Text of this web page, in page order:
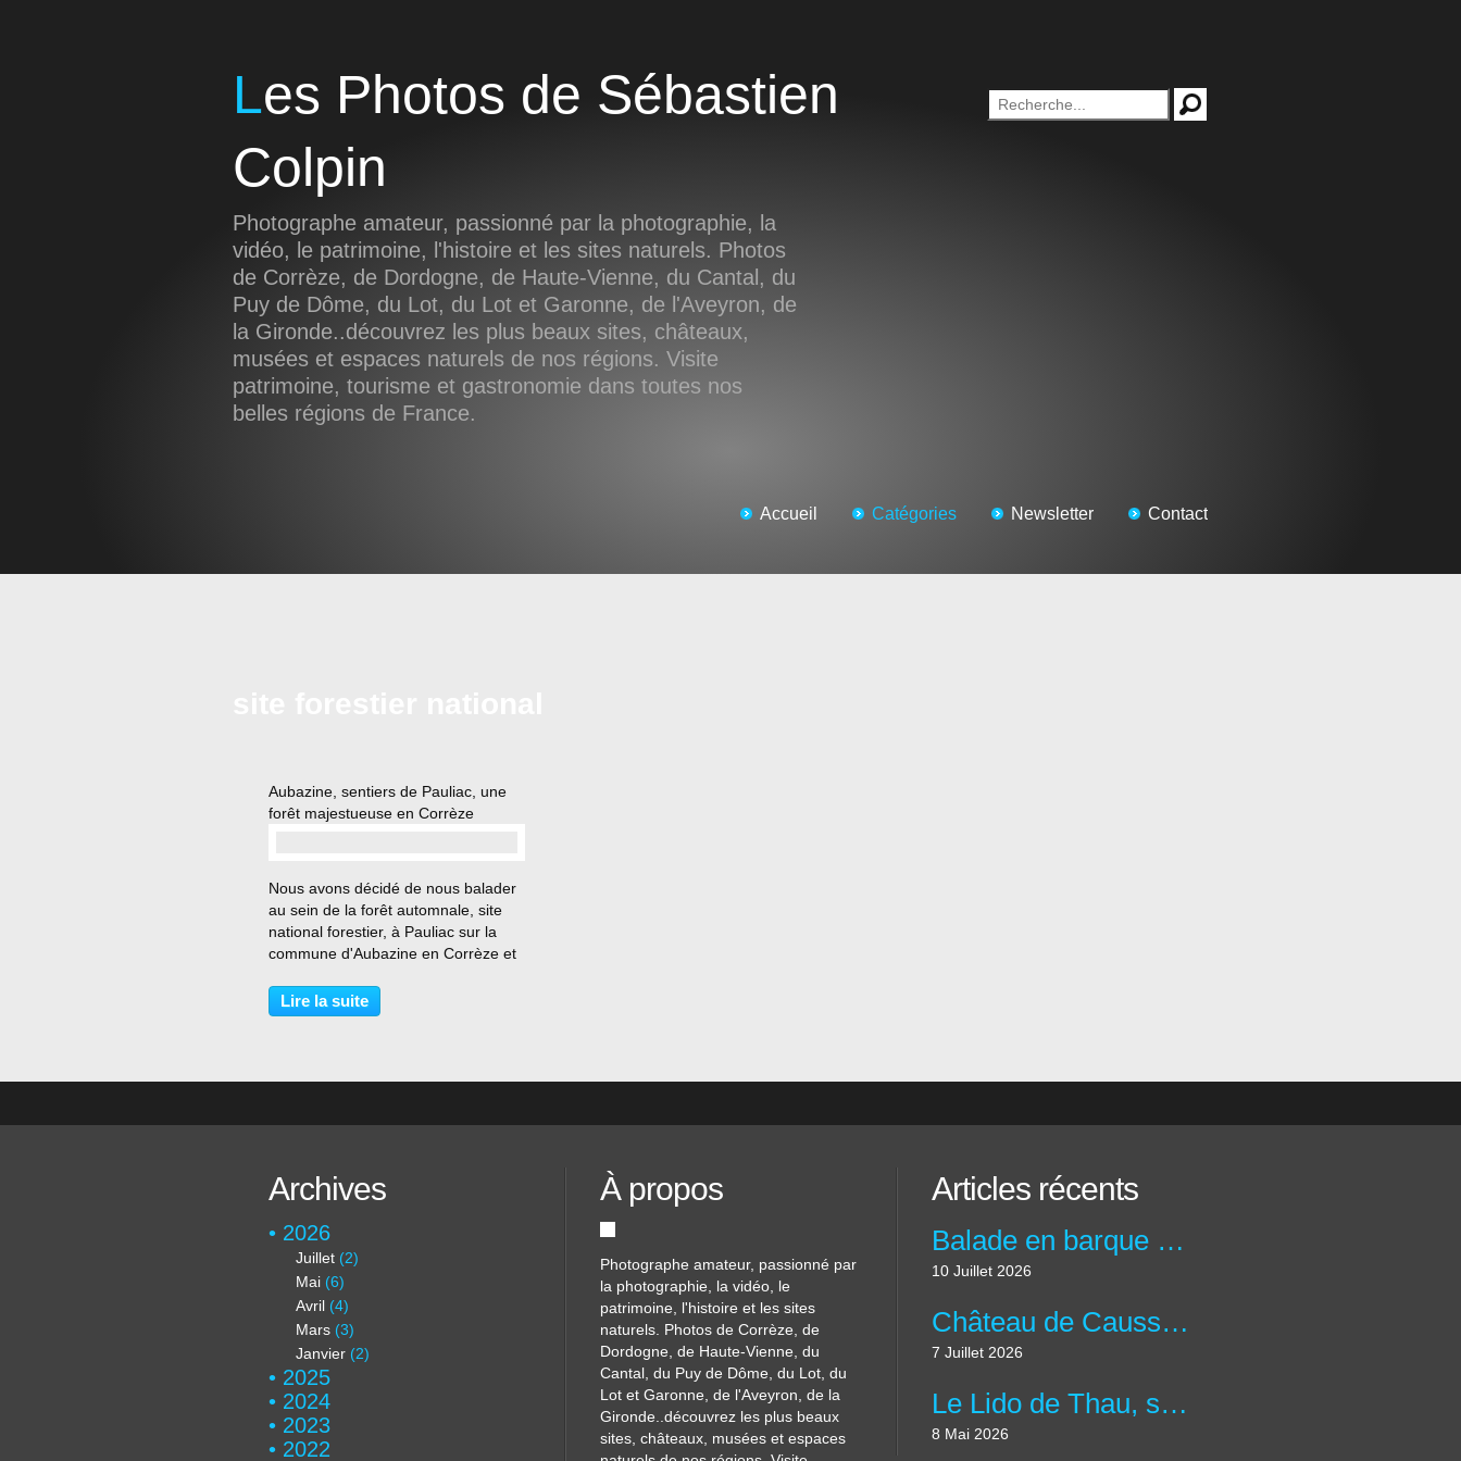
Les Photos de Sébastien
Colpin
Photographe amateur, passionné par la photographie, la
vidéo, le patrimoine, l'histoire et les sites naturels. Photos
de Corrèze, de Dordogne, de Haute-Vienne, du Cantal, du
Puy de Dôme, du Lot, du Lot et Garonne, de l'Aveyron, de
la Gironde..découvrez les plus beaux sites, châteaux,
musées et espaces naturels de nos régions. Visite
patrimoine, tourisme et gastronomie dans toutes nos
belles régions de France.
Accueil Catégories Newsletter Contact
Aubazine, sentiers de Pauliac, une
forêt majestueuse en Corrèze
Nous avons décidé de nous balader
au sein de la forêt automnale, site
national forestier, à Pauliac sur la
commune d'Aubazine en Corrèze et
patrimoine naturel préservé et
riche.La météo n'était pas clémente,
Lire la suite
Archives
2026
Juillet (2)
Mai (6)
Avril (4)
Mars (3)
Janvier (2)
2025
2024
2023
2022
À propos
Photographe amateur, passionné par
la photographie, la vidéo, le
patrimoine, l'histoire et les sites
naturels. Photos de Corrèze, de
Dordogne, de Haute-Vienne, du
Cantal, du Puy de Dôme, du Lot, du
Lot et Garonne, de l'Aveyron, de la
Gironde..découvrez les plus beaux
sites, châteaux, musées et espaces
Articles récents
Balade en barque au Moulin de la maison de la Dronne à Montagrier en Dordogne.
10 Juillet 2026
Château de Caussade à Trélissac en forêt de Lanmary.
7 Juillet 2026
Le Lido de Thau, site des salins et plus grande lagune d'Occitanie.
8 Mai 2026